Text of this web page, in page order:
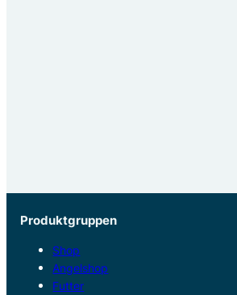
Produktgruppen
Shop
Angelshop
Futter